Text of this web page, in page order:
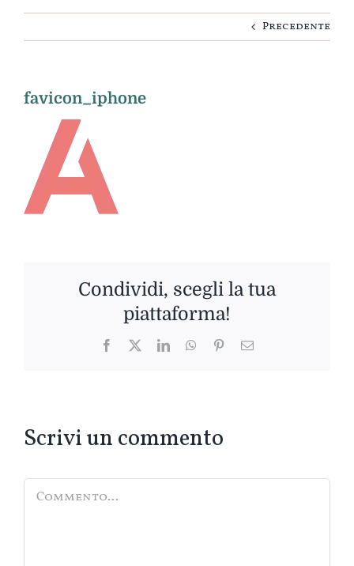
Precedente
favicon_iphone
Condividi, scegli la tua
piattaforma!
Facebook
TwitterLinkedInWhatsApp
PinterestEmail
Scrivi un commento